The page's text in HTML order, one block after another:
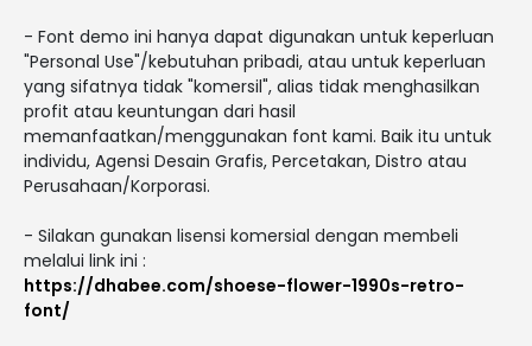
- Font demo ini hanya dapat digunakan untuk keperluan
"Personal Use"/kebutuhan pribadi, atau untuk keperluan
yang sifatnya tidak "komersil", alias tidak menghasilkan
profit atau keuntungan dari hasil
memanfaatkan/menggunakan font kami. Baik itu untuk
individu, Agensi Desain Grafis, Percetakan, Distro atau
Perusahaan/Korporasi.
- Silakan gunakan lisensi komersial dengan membeli
melalui link ini :
https://dhabee.com/shoese-flower-1990s-retro-
font/